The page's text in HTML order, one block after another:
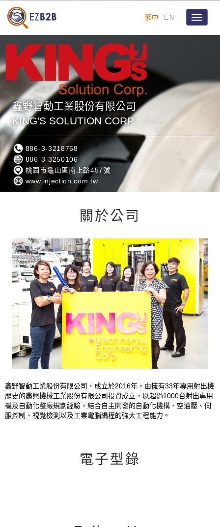
繁中 EN
Toggle
鑫野智動工業股份有限公司
KING'S SOLUTION CORP.
886-3-3218768
886-3-3250106
桃園市龜山區南上路457號
www.injection.com.tw
關於公司
鑫野智動工業股份有限公司，成立於2016年，由擁有33年專用射出機
歷史的鑫興機械工業股份有限公司投資成立，以超過1000台射出專用
機及自動化整廠規劃經驗，結合自主開發的自動化機構、空油壓、伺
服控制、視覺檢測以及工業電腦編程的強大工程能力。
電子型錄